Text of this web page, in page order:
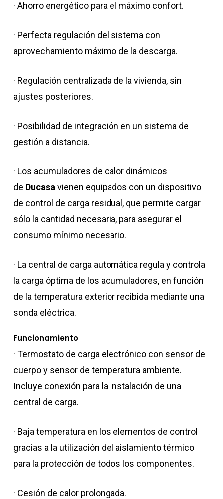
· Ahorro energético para el máximo confort.
· Perfecta regulación del sistema con
aprovechamiento máximo de la descarga.
· Regulación centralizada de la vivienda, sin
ajustes posteriores.
· Posibilidad de integración en un sistema de
gestión a distancia.
· Los acumuladores de calor dinámicos
de Ducasavienen equipados con un dispositivo
de control de carga residual, que permite cargar
sólo la cantidad necesaria, para asegurar el
consumo mínimo necesario.
· La central de carga automática regula y controla
la carga óptima de los acumuladores, en función
de la temperatura exterior recibida mediante una
sonda eléctrica.
Funcionamiento
· Termostato de carga electrónico con sensor de
cuerpo y sensor de temperatura ambiente.
Incluye conexión para la instalación de una
central de carga.
· Baja temperatura en los elementos de control
gracias a la utilización del aislamiento térmico
para la protección de todos los componentes.
· Cesión de calor prolongada.